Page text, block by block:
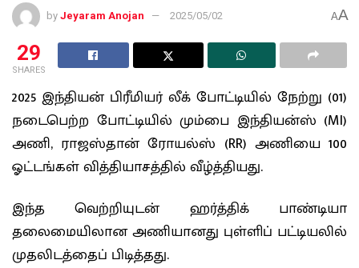
by Jeyaram Anojan 2025/05/02 AA
29
SHARES
2025 இந்தியன் பிரீமியர் லீக் போட்டியில் நேற்று (01)
நடைபெற்ற போட்டியில் மும்பை இந்தியன்ஸ் (MI)
அணி, ராஜஸ்தான் ரோயல்ஸ் (RR) அணியை 100
ஓட்டங்கள் வித்தியாசத்தில் வீழ்த்தியது.
இந்த வெற்றியுடன் ஹர்த்திக் பாண்டியா
தலைமையிலான அணியானது புள்ளிப் பட்டியலில்
முதலிடத்தைப் பிடித்தது.